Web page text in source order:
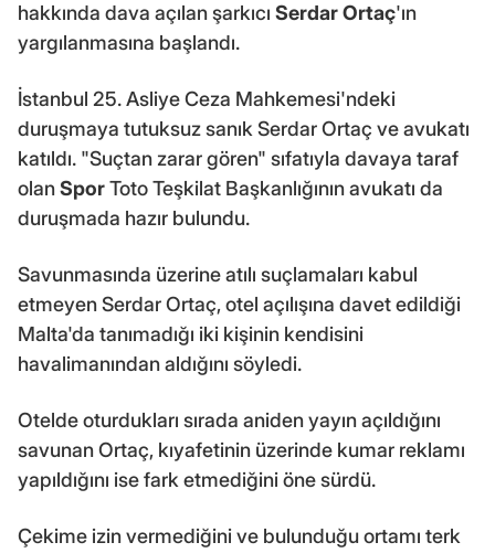
hakkında dava açılan şarkıcı Serdar Ortaç'ın
yargılanmasına başlandı.
İstanbul 25. Asliye Ceza Mahkemesi'ndeki
duruşmaya tutuksuz sanık Serdar Ortaç ve avukatı
katıldı. "Suçtan zarar gören" sıfatıyla davaya taraf
olanSporToto Teşkilat Başkanlığının avukatı da
duruşmada hazır bulundu.
Savunmasında üzerine atılı suçlamaları kabul
etmeyen Serdar Ortaç, otel açılışına davet edildiği
Malta'da tanımadığı iki kişinin kendisini
havalimanından aldığını söyledi.
Otelde oturdukları sırada aniden yayın açıldığını
savunan Ortaç, kıyafetinin üzerinde kumar reklamı
yapıldığını ise fark etmediğini öne sürdü.
Çekime izin vermediğini ve bulunduğu ortamı terk